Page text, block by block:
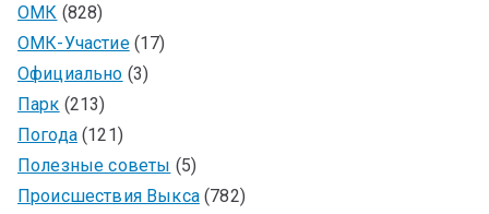
ОМК (828)
ОМК-Участие(17)
Официально (3)
Парк (213)
Погода(121)
Полезные советы (5)
Происшествия Выкса(782)